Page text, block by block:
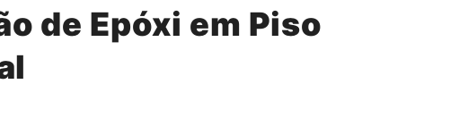
de Epóxi em Piso